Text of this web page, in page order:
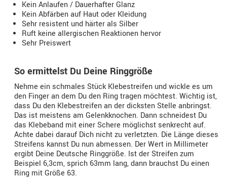
Kein Anlaufen / Dauerhafter Glanz
Kein Abfärben auf Haut oder Kleidung
Sehr resistent und härter als Silber
Ruft keine allergischen Reaktionen hervor
Sehr Preiswert
So ermittelst Du Deine Ringgröße
Nehme ein schmales Stück Klebestreifen und wickle es um
den Finger an dem Du den Ring tragen möchtest. Wichtig ist,
dass Du den Klebestreifen an der dicksten Stelle anbringst.
Das ist meistens am Gelenkknochen. Dann schneidest Du
das Klebeband mit einer Schere möglichst senkrecht auf.
Achte dabei darauf Dich nicht zu verletzten. Die Länge dieses
Streifens kannst Du nun abmessen. Der Wert in Millimeter
ergibt Deine Deutsche Ringgröße. Ist der Streifen zum
Beispiel 6,3cm, sprich 63mm lang, dann brauchst Du einen
Ring mit Größe 63.